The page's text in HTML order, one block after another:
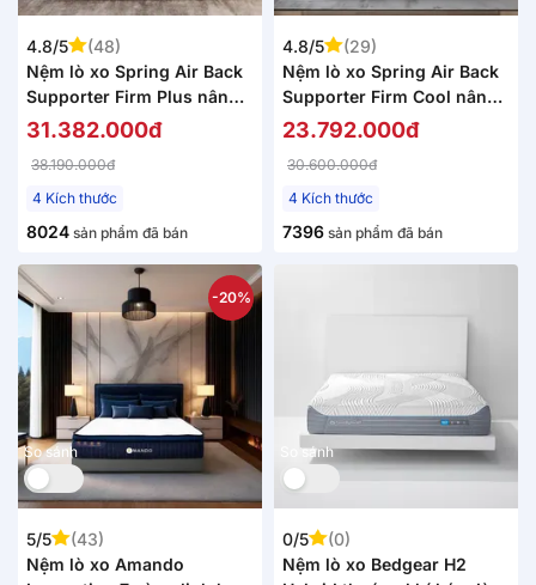
4.8/5
(48)
Nệm lò xo Spring Air Back
Supporter Firm Plus nâng
đỡ làm mát dày 26cm
31.382.000đ
38.190.000đ
4 Kích thước
8024 sản phẩm đã bán
4.8/5
(29)
Nệm lò xo Spring Air Back
Supporter Firm Cool nâng
đỡ làm mát dày 26cm
23.792.000đ
30.600.000đ
4 Kích thước
7396 sản phẩm đã bán
So sánh
-20%
5/5
(43)
Nệm lò xo Amando
So sánh
0/5
(0)
Nệm lò xo Bedgear H2